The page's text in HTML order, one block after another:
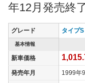
タイヤ
(前)
215/
タイヤサイズ
(後)
年12月発売終了
グレード タイプS
基本情報
新車価格
発売年月 1999年